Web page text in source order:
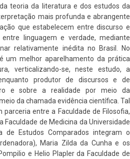
teoria da literatura e dos estudos da
mais profunda e abrangente
que estabelecem entre discurso e
linguagem e verdade, mediante
relativamente inédita no Brasil. No
um melhor aparelhamento da prática
verticalizando-se, neste estudo, a
produtor de discursos e de
e sobre a realidade por meio da
da chamada evidência científica. Tal
entre a Faculdade de Filosofia,
Faculdade de Medicina da Universidade
de Estudos Comparados integram o
Maria Zilda da Cunha e os
e Helio Plapler da Faculdade de